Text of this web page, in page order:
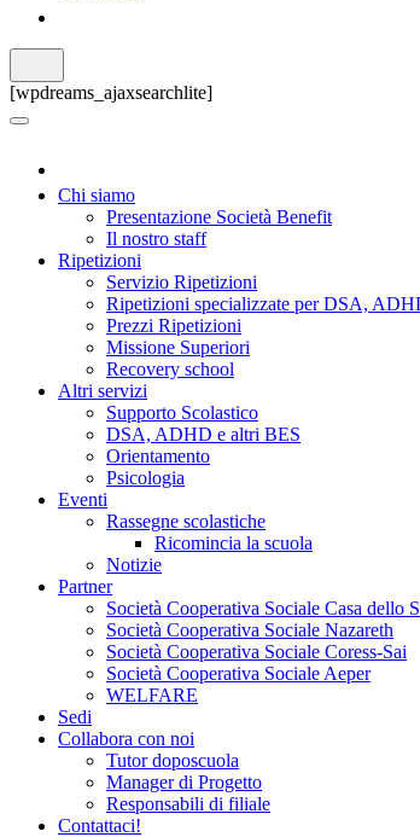
[wpdreams_ajaxsearchlite]
Chi siamo
Presentazione Società Benefit
Il nostro staff
Ripetizioni
Servizio Ripetizioni
Ripetizioni specializzate per DSA,
Prezzi Ripetizioni
Missione Superiori
Recovery school
Altri servizi
Supporto Scolastico
DSA, ADHD e altri BES
Orientamento
Psicologia
Eventi
Rassegne scolastiche
Ricomincia la scuola
Notizie
Partner
Società Cooperativa Sociale Casa dello
Società Cooperativa Sociale Nazareth
Società Cooperativa Sociale Coress-Sai
Società Cooperativa Sociale Aeper
WELFARE
Sedi
Collabora con noi
Tutor doposcuola
Manager di Progetto
Responsabili di filiale
Contattaci!